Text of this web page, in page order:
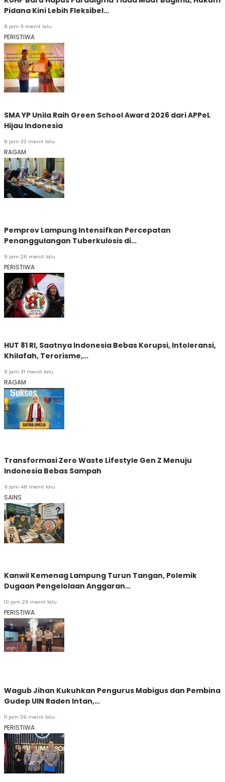
Pidana Kini Lebih Fleksibel…
8 jam 11 menit lalu
PERISTIWA
SMA YP Unila Raih Green School Award 2026 dari APPeL
Hijau Indonesia
8 jam 33 menit lalu
RAGAM
Pemprov Lampung Intensifkan Percepatan
Penanggulangan Tuberkulosis di…
9 jam 26 menit lalu
PERISTIWA
HUT 81 RI, Saatnya Indonesia Bebas Korupsi, Intoleransi,
Khilafah, Terorisme,…
9 jam 31 menit lalu
RAGAM
Transformasi Zero Waste Lifestyle Gen Z Menuju
Indonesia Bebas Sampah
9 jam 48 menit lalu
SAINS
Kanwil Kemenag Lampung Turun Tangan, Polemik
Dugaan Pengelolaan Anggaran…
10 jam 26 menit lalu
PERISTIWA
Wagub Jihan Kukuhkan Pengurus Mabigus dan Pembina
Gudep UIN Raden Intan,…
11 jam 39 menit lalu
PERISTIWA